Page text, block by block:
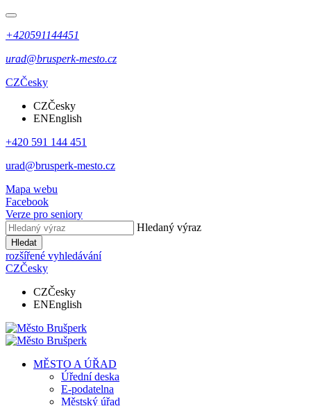
+420591144451
urad@brusperk-mesto.cz
CZČesky
CZČesky
ENEnglish
+420 591 144 451
urad@brusperk-mesto.cz
Mapa webu
Facebook
Verze pro seniory
Hledaný výraz
Hledat
rozšířené vyhledávání
CZČesky
CZČesky
ENEnglish
MĚSTO A ÚŘAD
Úřední deska
E-podatelna
Městský úřad